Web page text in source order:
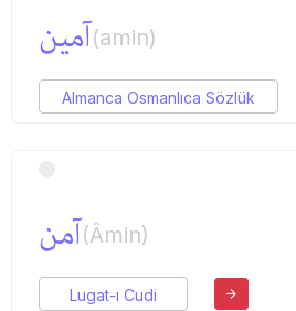
آمین(amin)
Almanca Osmanlıca Sözlük
آمن(Âmin)
Lugat-ı Cudi